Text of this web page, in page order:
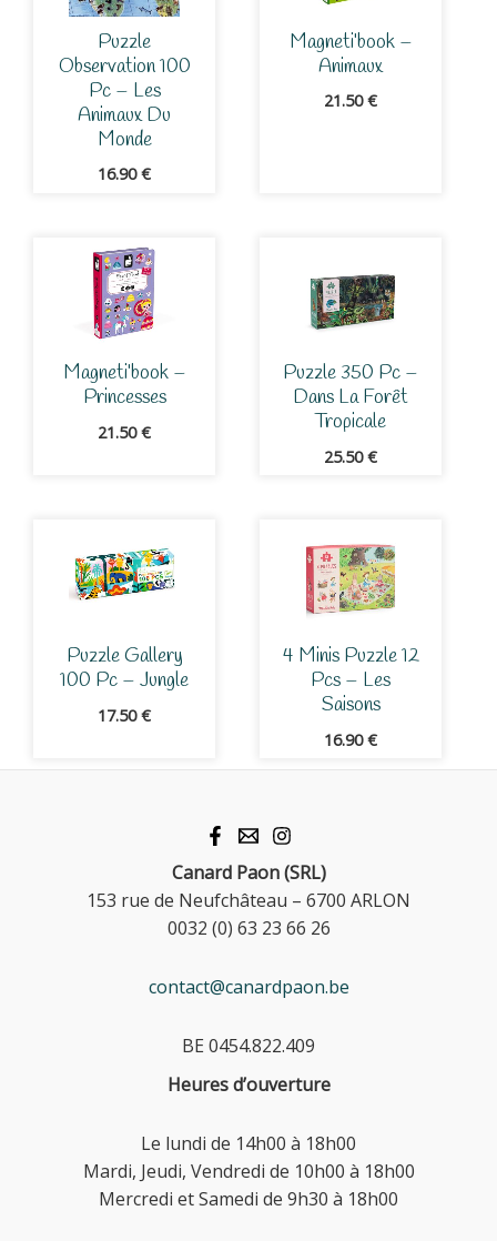
Puzzle
Observation 100
Pc – Les
Animaux Du
Monde
16.90€
Magneti’book –
Animaux
21.50€
Magneti’book –
Princesses
21.50€
Puzzle 350 Pc –
Dans La Forêt
Tropicale
25.50€
Puzzle Gallery
100 Pc – Jungle
17.50€
4 Minis Puzzle 12
Pcs – Les
Saisons
16.90€
Canard Paon (SRL)
153 rue de Neufchâteau – 6700 ARLON
0032 (0) 63 23 66 26
contact@canardpaon.be
BE 0454.822.409
Heures d’ouverture
Le lundi de 14h00 à 18h00
Mardi, Jeudi, Vendredi de 10h00 à 18h00
Mercredi et Samedi de 9h30 à 18h00